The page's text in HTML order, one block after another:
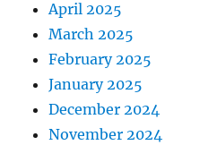
April 2025
March 2025
February 2025
January 2025
December 2024
November 2024